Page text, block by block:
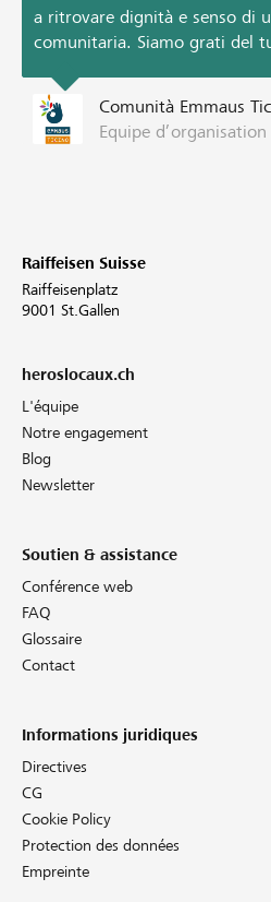
a ritrovare dignità e senso di
comunitaria. Siamo grati del
Comunità Emmaus
Equipe d’organisation
Raiffeisen Suisse
Raiffeisenplatz
9001 St.Gallen
heroslocaux.ch
L'équipe
Notre engagement
Blog
Newsletter
Soutien & assistance
Conférence web
FAQ
Glossaire
Contact
Informations juridiques
Directives
CG
Cookie Policy
Protection des données
Empreinte